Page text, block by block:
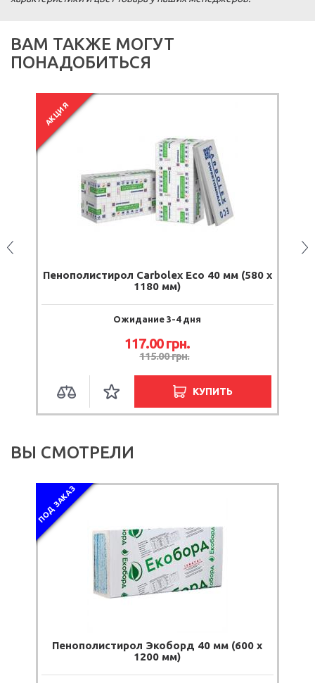
ВАМ ТАКЖЕ МОГУТ
ПОНАДОБИТЬСЯ
АКЦИЯ
Пенополистирол Carbolex Eco 40 мм (580 х
1180 мм)
Ожидание 3-4 дня
117.00 грн.
115.00 грн.
КУПИТЬ
ВЫ СМОТРЕЛИ
ПОД ЗАКАЗ
Пенополистирол Экоборд 40 мм (600 х
1200 мм)